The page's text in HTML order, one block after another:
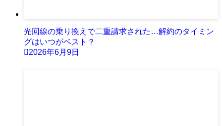
光回線の乗り換えで二重請求された…解約のタイミン
グはいつがベスト？
2026年6月9日